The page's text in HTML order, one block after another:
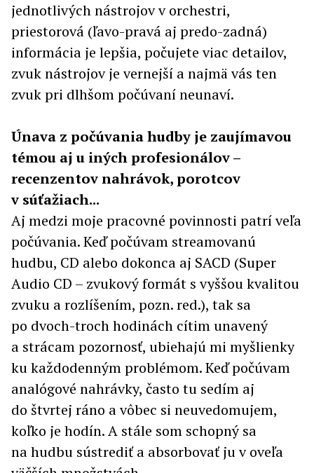
jednotlivých nástrojov v orchestri,
priestorová (ľavo-pravá aj predo-zadná)
informácia je lepšia, počujete viac detailov,
zvuk nástrojov je vernejší a najmä vás ten
zvuk pri dlhšom počúvaní neunaví.
Únava z počúvania hudby je zaujímavou
témou aj u iných profesionálov –
recenzentov nahrávok, porotcov
v súťažiach...
Aj medzi moje pracovné povinnosti patrí veľa
počúvania. Keď počúvam streamovanú
hudbu, CD alebo dokonca aj SACD (Super
Audio CD – zvukový formát s vyššou kvalitou
zvuku a rozlíšením, pozn. red.), tak sa
po dvoch-troch hodinách cítim unavený
a strácam pozornosť, ubiehajú mi myšlienky
ku každodenným problémom. Keď počúvam
analógové nahrávky, často tu sedím aj
do štvrtej ráno a vôbec si neuvedomujem,
koľko je hodín. A stále som schopný sa
na hudbu sústrediť a absorbovať ju v oveľa